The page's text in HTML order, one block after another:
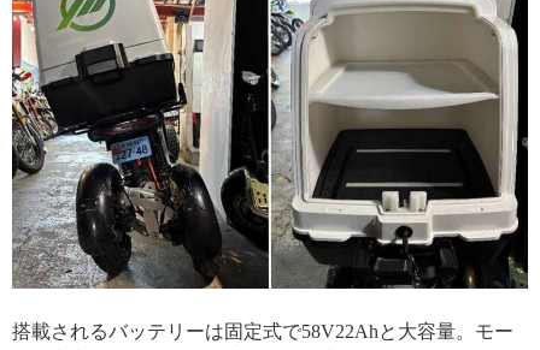
搭載されるバッテリーは固定式で58V22Ahと大容量。モー